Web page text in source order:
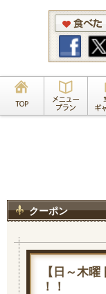
クーポン
【日～木
！！